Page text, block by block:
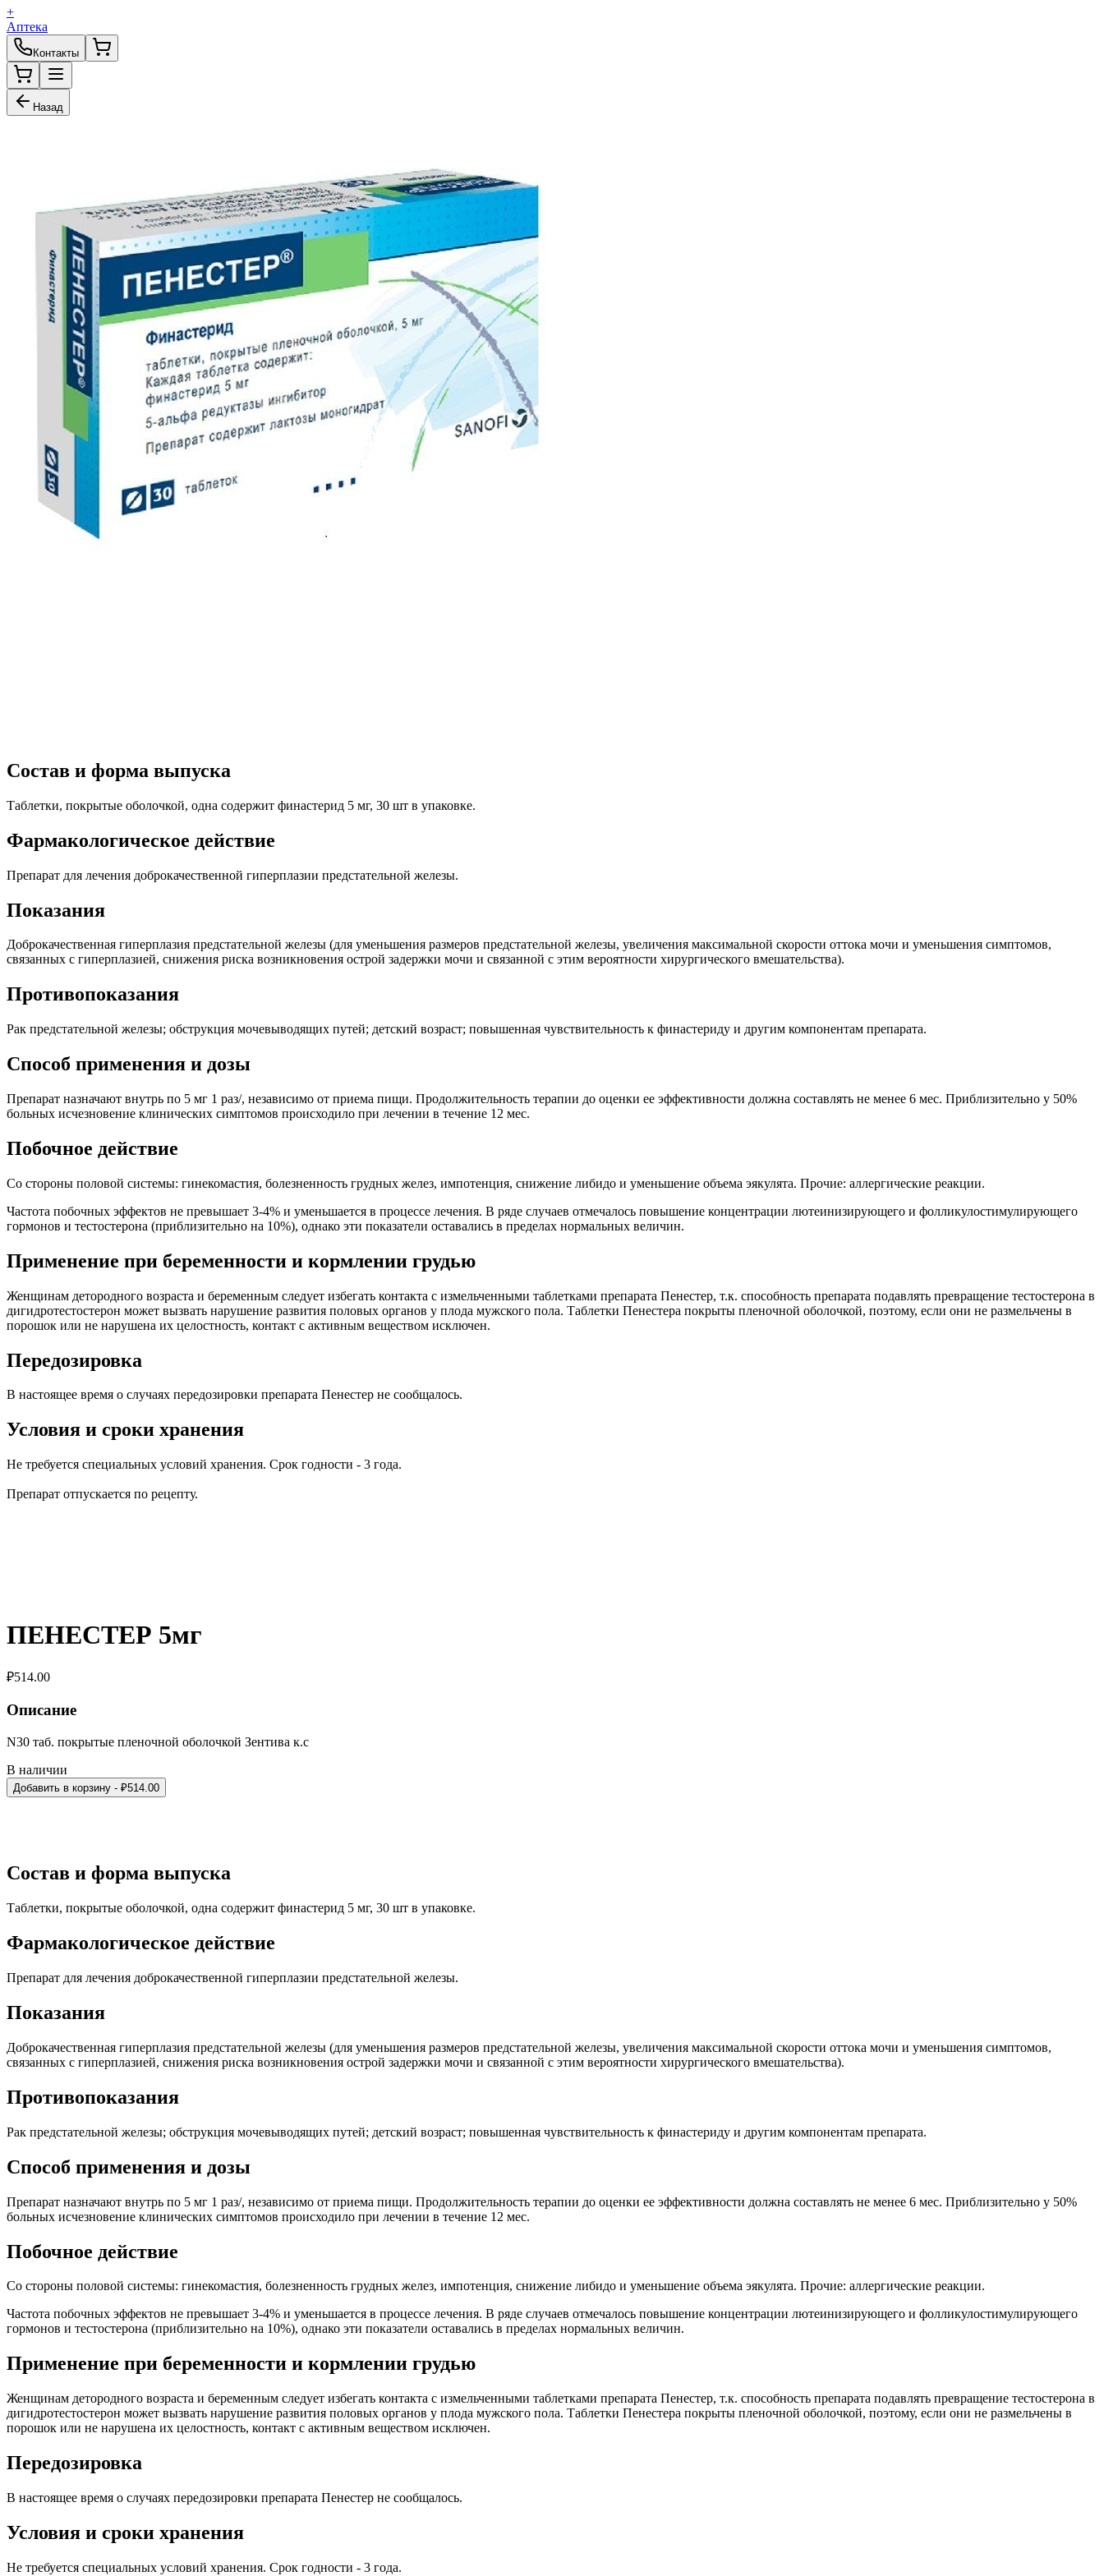
+
Аптека
Контакты
Назад
Состав и форма выпуска
Таблетки, покрытые оболочкой, одна содержит финастерид 5 мг, 30 шт в упаковке.
Фармакологическое действие
Препарат для лечения доброкачественной гиперплазии предстательной железы.
Показания
Доброкачественная гиперплазия предстательной железы (для уменьшения размеров предстательной железы, увеличения максимальной скорости оттока мочи и уменьшения симптомов,
связанных с гиперплазией, снижения риска возникновения острой задержки мочи и связанной с этим вероятности хирургического вмешательства).
Противопоказания
Рак предстательной железы; обструкция мочевыводящих путей; детский возраст; повышенная чувствительность к финастериду и другим компонентам препарата.
Способ применения и дозы
Препарат назначают внутрь по 5 мг 1 раз/, независимо от приема пищи. Продолжительность терапии до оценки ее эффективности должна составлять не менее 6 мес. Приблизительно у 50%
больных исчезновение клинических симптомов происходило при лечении в течение 12 мес.
Побочное действие
Со стороны половой системы: гинекомастия, болезненность грудных желез, импотенция, снижение либидо и уменьшение объема эякулята. Прочие: аллергические реакции.
Частота побочных эффектов не превышает 3-4% и уменьшается в процессе лечения. В ряде случаев отмечалось повышение концентрации лютеинизирующего и фолликулостимулирующего
гормонов и тестостерона (приблизительно на 10%), однако эти показатели оставались в пределах нормальных величин.
Применение при беременности и кормлении грудью
Женщинам детородного возраста и беременным следует избегать контакта с измельченными таблетками препарата Пенестер, т.к. способность препарата подавлять превращение тестостерона в
дигидротестостерон может вызвать нарушение развития половых органов у плода мужского пола. Таблетки Пенестера покрыты пленочной оболочкой, поэтому, если они не размельчены в
порошок или не нарушена их целостность, контакт с активным веществом исключен.
Передозировка
В настоящее время о случаях передозировки препарата Пенестер не сообщалось.
Условия и сроки хранения
Не требуется специальных условий хранения. Срок годности - 3 года.
Препарат отпускается по рецепту.
ПЕНЕСТЕР 5мг
₽514.00
Описание
N30 таб. покрытые пленочной оболочкой Зентива к.с
В наличии
Добавить в корзину - ₽514.00
Состав и форма выпуска
Таблетки, покрытые оболочкой, одна содержит финастерид 5 мг, 30 шт в упаковке.
Фармакологическое действие
Препарат для лечения доброкачественной гиперплазии предстательной железы.
Показания
Доброкачественная гиперплазия предстательной железы (для уменьшения размеров предстательной железы, увеличения максимальной скорости оттока мочи и уменьшения симптомов,
связанных с гиперплазией, снижения риска возникновения острой задержки мочи и связанной с этим вероятности хирургического вмешательства).
Противопоказания
Рак предстательной железы; обструкция мочевыводящих путей; детский возраст; повышенная чувствительность к финастериду и другим компонентам препарата.
Способ применения и дозы
Препарат назначают внутрь по 5 мг 1 раз/, независимо от приема пищи. Продолжительность терапии до оценки ее эффективности должна составлять не менее 6 мес. Приблизительно у 50%
больных исчезновение клинических симптомов происходило при лечении в течение 12 мес.
Побочное действие
Со стороны половой системы: гинекомастия, болезненность грудных желез, импотенция, снижение либидо и уменьшение объема эякулята. Прочие: аллергические реакции.
Частота побочных эффектов не превышает 3-4% и уменьшается в процессе лечения. В ряде случаев отмечалось повышение концентрации лютеинизирующего и фолликулостимулирующего
гормонов и тестостерона (приблизительно на 10%), однако эти показатели оставались в пределах нормальных величин.
Применение при беременности и кормлении грудью
Женщинам детородного возраста и беременным следует избегать контакта с измельченными таблетками препарата Пенестер, т.к. способность препарата подавлять превращение тестостерона в
дигидротестостерон может вызвать нарушение развития половых органов у плода мужского пола. Таблетки Пенестера покрыты пленочной оболочкой, поэтому, если они не размельчены в
порошок или не нарушена их целостность, контакт с активным веществом исключен.
Передозировка
В настоящее время о случаях передозировки препарата Пенестер не сообщалось.
Условия и сроки хранения
Не требуется специальных условий хранения. Срок годности - 3 года.